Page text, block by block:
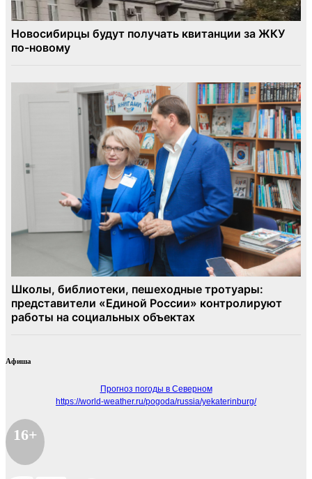
Афиша
Прогноз погоды в Северном
https://world-weather.ru/pogoda/russia/yekaterinburg/
16+